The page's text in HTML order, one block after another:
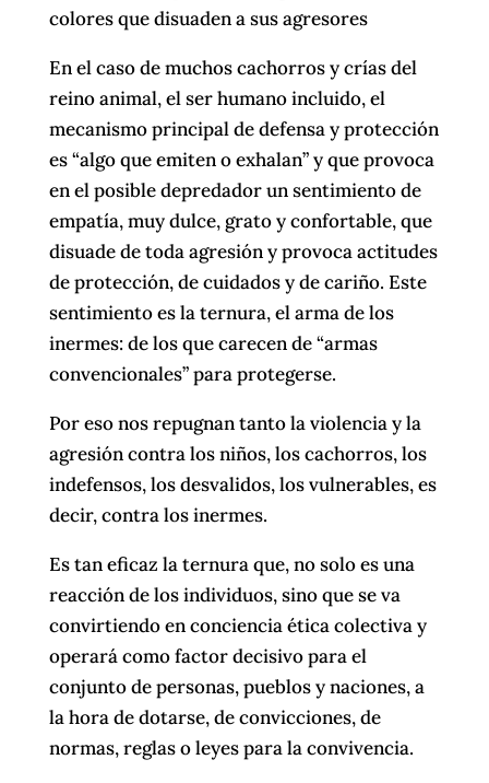
colores que disuaden a sus agresores
En el caso de muchos cachorros y crías del
reino animal, el ser humano incluido, el
mecanismo principal de defensa y protección
es “algo que emiten o exhalan” y que provoca
en el posible depredador un sentimiento de
empatía, muy dulce, grato y confortable, que
disuade de toda agresión y provoca actitudes
de protección, de cuidados y de cariño. Este
sentimiento es la ternura, el arma de los
inermes: de los que carecen de “armas
convencionales” para protegerse.
Por eso nos repugnan tanto la violencia y la
agresión contra los niños, los cachorros, los
indefensos, los desvalidos, los vulnerables, es
decir, contra los inermes.
Es tan eficaz la ternura que, no solo es una
reacción de los individuos, sino que se va
convirtiendo en conciencia ética colectiva y
operará como factor decisivo para el
conjunto de personas, pueblos y naciones, a
la hora de dotarse, de convicciones, de
normas, reglas o leyes para la convivencia.